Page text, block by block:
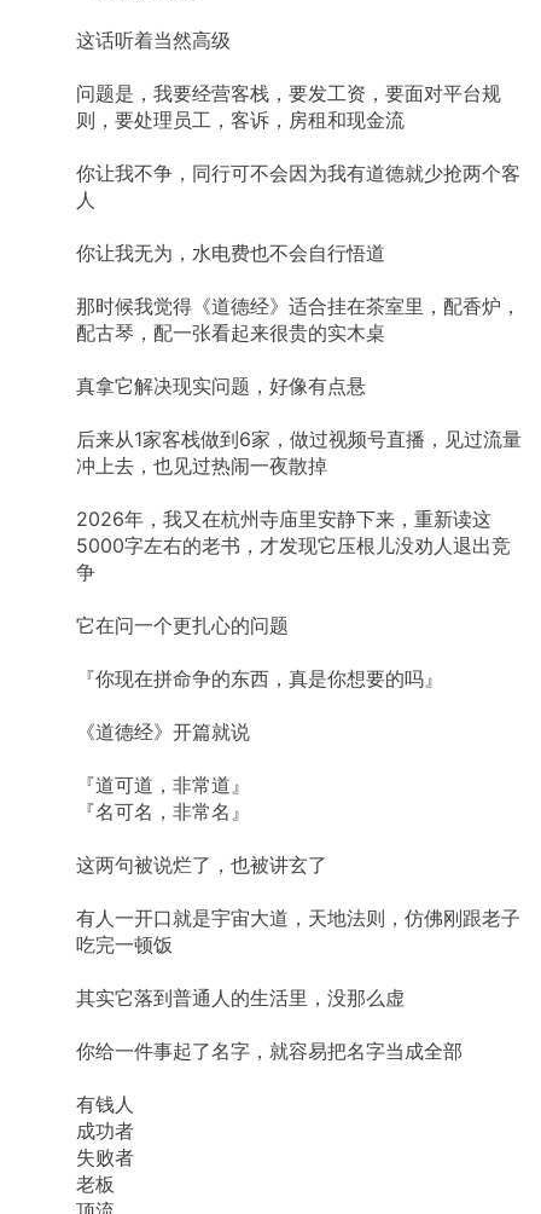
这话听着当然高级
问题是，我要经营客栈，要发工资，要面对平台规
则，要处理员工，客诉，房租和现金流
你让我不争，同行可不会因为我有道德就少抢两个客
人
你让我无为，水电费也不会自行悟道
那时候我觉得《道德经》适合挂在茶室里，配香炉，
配古琴，配一张看起来很贵的实木桌
真拿它解决现实问题，好像有点悬
后来从1家客栈做到6家，做过视频号直播，见过流量
冲上去，也见过热闹一夜散掉
2026年，我又在杭州寺庙里安静下来，重新读这
5000字左右的老书，才发现它压根儿没劝人退出竞
争
它在问一个更扎心的问题
『你现在拼命争的东西，真是你想要的吗』
《道德经》开篇就说
『道可道，非常道』
『名可名，非常名』
这两句被说烂了，也被讲玄了
有人一开口就是宇宙大道，天地法则，仿佛刚跟老子
吃完一顿饭
其实它落到普通人的生活里，没那么虚
你给一件事起了名字，就容易把名字当成全部
有钱人
成功者
失败者
老板